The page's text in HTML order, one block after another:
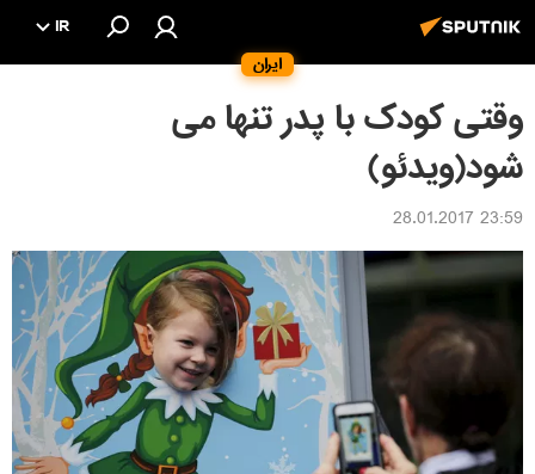
ایران
IR
وقتی کودک با پدر تنها می
شود(ویدئو)
23:59 28.01.2017